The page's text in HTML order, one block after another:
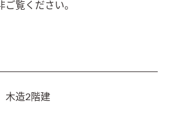
覧ください。
木造2階建